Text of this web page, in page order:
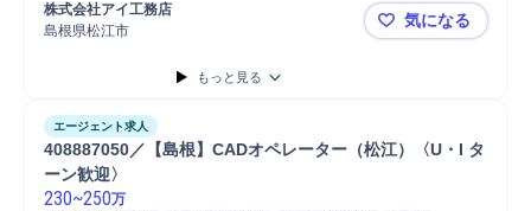
株式会社アイ工務店
島根県松江市
【島根県松
気になる
もっと見る
エージェント求人
408887050／【島根】CADオペレーター（松江）〈U・I タ
ーン歓迎〉
230~250万